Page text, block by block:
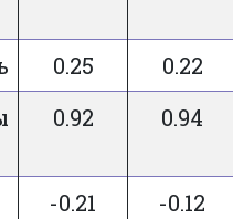
0.25 0.22
0.92 0.94
-0.21 -0.12